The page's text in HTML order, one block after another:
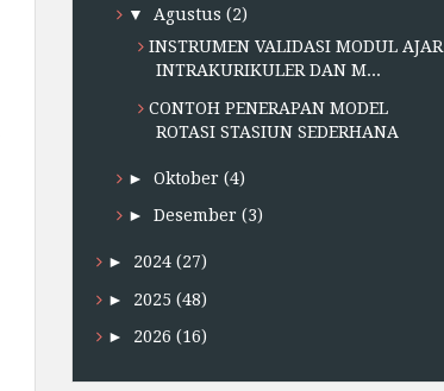
▼
Agustus (2)
INSTRUMEN VALIDASI MODUL AJAR
INTRAKURIKULER DAN M...
CONTOH PENERAPAN MODEL
ROTASI STASIUN SEDERHANA
► Oktober (4)
► Desember (3)
► 2024 (27)
► 2025 (48)
► 2026 (16)